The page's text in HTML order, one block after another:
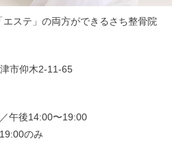
ステ」の両方ができるさち整骨院
市仰木2-11-65
午後14:00〜19:00
のみ